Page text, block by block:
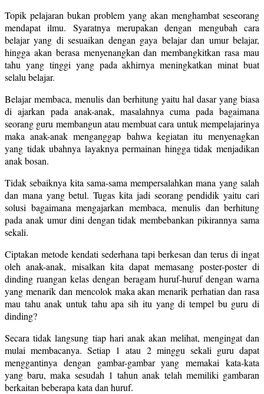
Topik pelajaran bukan problem yang akan menghambat seseorang
mendapat ilmu. Syaratnya merupakan dengan mengubah cara
belajar yang di sesuaikan dengan gaya belajar dan umur belajar,
hingga akan berasa menyenangkan dan membangkitkan rasa mau
tahu yang tinggi yang pada akhirnya meningkatkan minat buat
selalu belajar.
Belajar membaca, menulis dan berhitung yaitu hal dasar yang biasa
di ajarkan pada anak-anak, masalahnya cuma pada bagaimana
seorang guru membangun atau membuat cara untuk mempelajarinya
maka anak-anak menganggap bahwa kegiatan itu menyenagkan
yang tidak ubahnya layaknya permainan hingga tidak menjadikan
anak bosan.
Tidak sebaiknya kita sama-sama mempersalahkan mana yang salah
dan mana yang betul. Tugas kita jadi seorang pendidik yaitu cari
solusi bagaimana mengajarkan membaca, menulis dan berhitung
pada anak umur dini dengan tidak membebankan pikirannya sama
sekali.
Ciptakan metode kendati sederhana tapi berkesan dan terus di ingat
oleh anak-anak, misalkan kita dapat memasang poster-poster di
dinding ruangan kelas dengan beragam huruf-huruf dengan warna
yang menarik dan mencolok maka akan menarik perhatian dan rasa
mau tahu anak untuk tahu apa sih itu yang di tempel bu guru di
dinding?
Secara tidak langsung tiap hari anak akan melihat, mengingat dan
mulai membacanya. Setiap 1 atau 2 minggu sekali guru dapat
menggantinya dengan gambar-gambar yang memakai kata-kata
yang baru, maka sesudah 1 tahun anak telah memiliki gambaran
berkaitan beberapa kata dan huruf.